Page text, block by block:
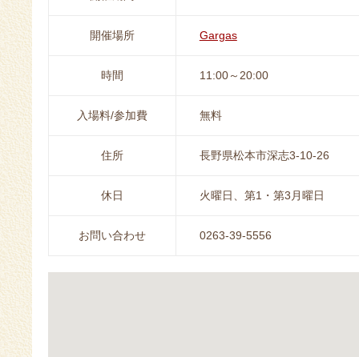
開催場所 Gargas
時間 11:00～20:00
入場料/参加費 無料
住所 長野県松本市深志3-10-26
休日 火曜日、第1・第3月曜日
お問い合わせ 0263-39-5556